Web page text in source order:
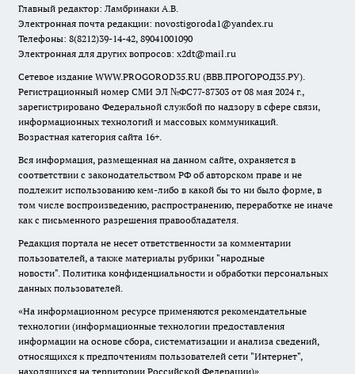
Главный редактор: Ламбринаки А.В.
Электронная почта редакции: novostigoroda1@yandex.ru
Телефоны: 8(8212)39-14-42, 89041001090
Электронная для других вопросов: x2dt@mail.ru
Сетевое издание WWW.PROGOROD35.RU (ВВВ.ПРОГОРОД35.РУ).
Регистрационный номер СМИ ЭЛ №ФС77-87303 от 08 мая 2024 г.,
зарегистрировано Федеральной службой по надзору в сфере связи,
информационных технологий и массовых коммуникаций.
Возрастная категория сайта 16+.
Вся информация, размещенная на данном сайте, охраняется в
соответствии с законодательством РФ об авторском праве и не
подлежит использованию кем-либо в какой бы то ни было форме, в
том числе воспроизведению, распространению, переработке не иначе
как с письменного разрешения правообладателя.
Редакция портала не несет ответственности за комментарии
пользователей, а также материалы рубрики "народные
новости". Политика конфиденциальности и обработки персональных
данных пользователей.
«На информационном ресурсе применяются рекомендательные
технологии (информационные технологии предоставления
информации на основе сбора, систематизации и анализа сведений,
относящихся к предпочтениям пользователей сети "Интернет",
находящихся на территории Российской Федерации)».